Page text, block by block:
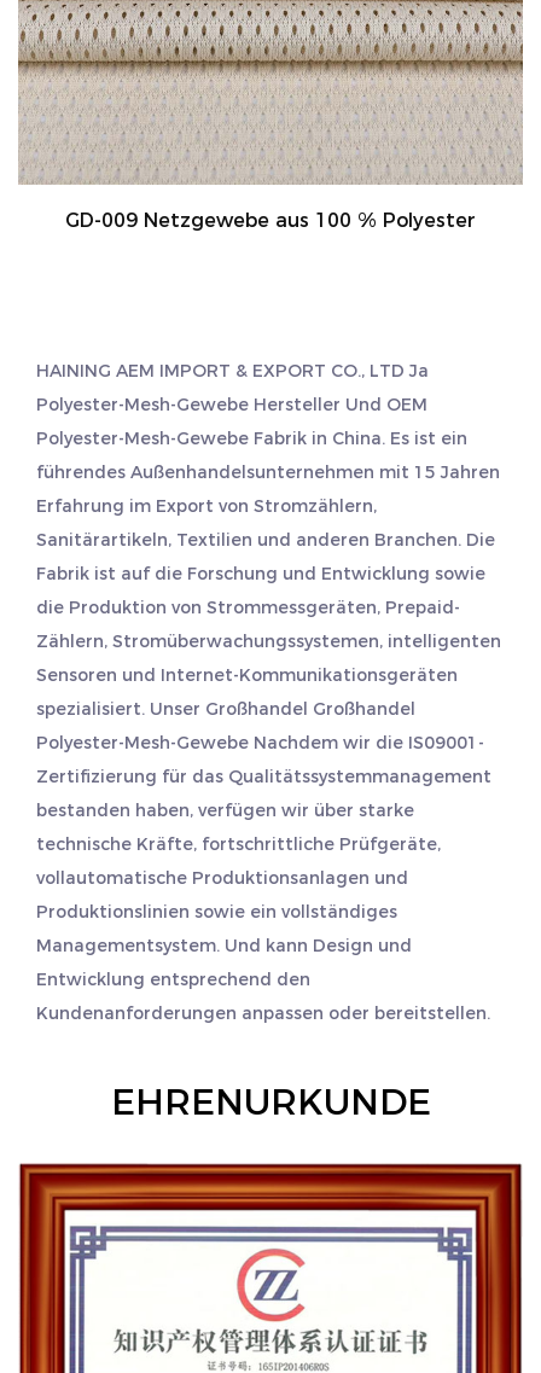
GD-009 Netzgewebe aus 100 % Polyester
HAINING AEM IMPORT & EXPORT CO., LTD Ja
Polyester-Mesh-Gewebe Hersteller Und OEM
Polyester-Mesh-Gewebe Fabrik in China. Es ist ein
führendes Außenhandelsunternehmen mit 15 Jahren
Erfahrung im Export von Stromzählern,
Sanitärartikeln, Textilien und anderen Branchen. Die
Fabrik ist auf die Forschung und Entwicklung sowie
die Produktion von Strommessgeräten, Prepaid-
Zählern, Stromüberwachungssystemen, intelligenten
Sensoren und Internet-Kommunikationsgeräten
spezialisiert. Unser Großhandel Großhandel
Polyester-Mesh-Gewebe Nachdem wir die IS09001-
Zertifizierung für das Qualitätssystemmanagement
bestanden haben, verfügen wir über starke
technische Kräfte, fortschrittliche Prüfgeräte,
vollautomatische Produktionsanlagen und
Produktionslinien sowie ein vollständiges
Managementsystem. Und kann Design und
Entwicklung entsprechend den
Kundenanforderungen anpassen oder bereitstellen.
EHRENURKUNDE